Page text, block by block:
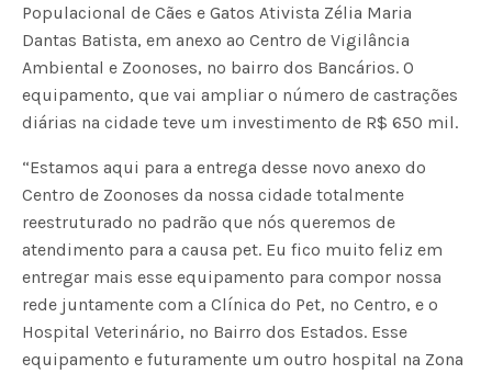
Populacional de Cães e Gatos Ativista Zélia Maria
Dantas Batista, em anexo ao Centro de Vigilância
Ambiental e Zoonoses, no bairro dos Bancários. O
equipamento, que vai ampliar o número de castrações
diárias na cidade teve um investimento de R$ 650 mil.
“Estamos aqui para a entrega desse novo anexo do
Centro de Zoonoses da nossa cidade totalmente
reestruturado no padrão que nós queremos de
atendimento para a causa pet. Eu fico muito feliz em
entregar mais esse equipamento para compor nossa
rede juntamente com a Clínica do Pet, no Centro, e o
Hospital Veterinário, no Bairro dos Estados. Esse
equipamento e futuramente um outro hospital na Zona